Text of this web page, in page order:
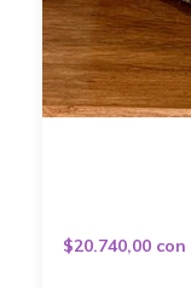
$20.740,00 con